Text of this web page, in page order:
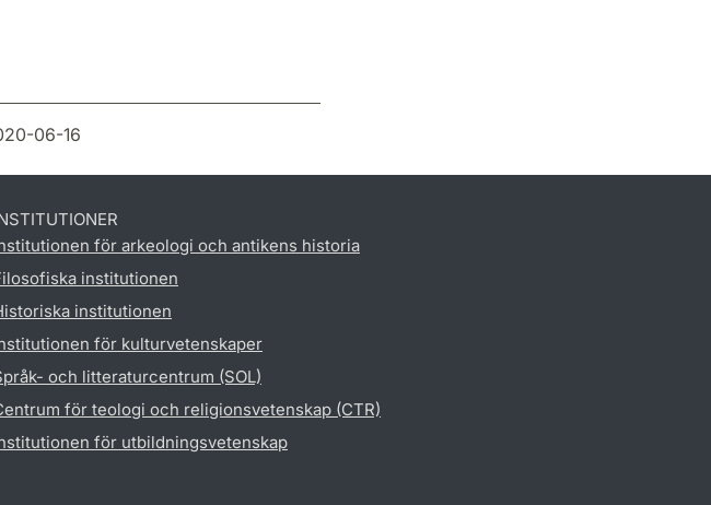
06-16
för arkeologi och antikens historia
institutionen
institutionen
för kulturvetenskaper
och litteraturcentrum (SOL)
för teologi och religionsvetenskap (CTR)
för utbildningsvetenskap